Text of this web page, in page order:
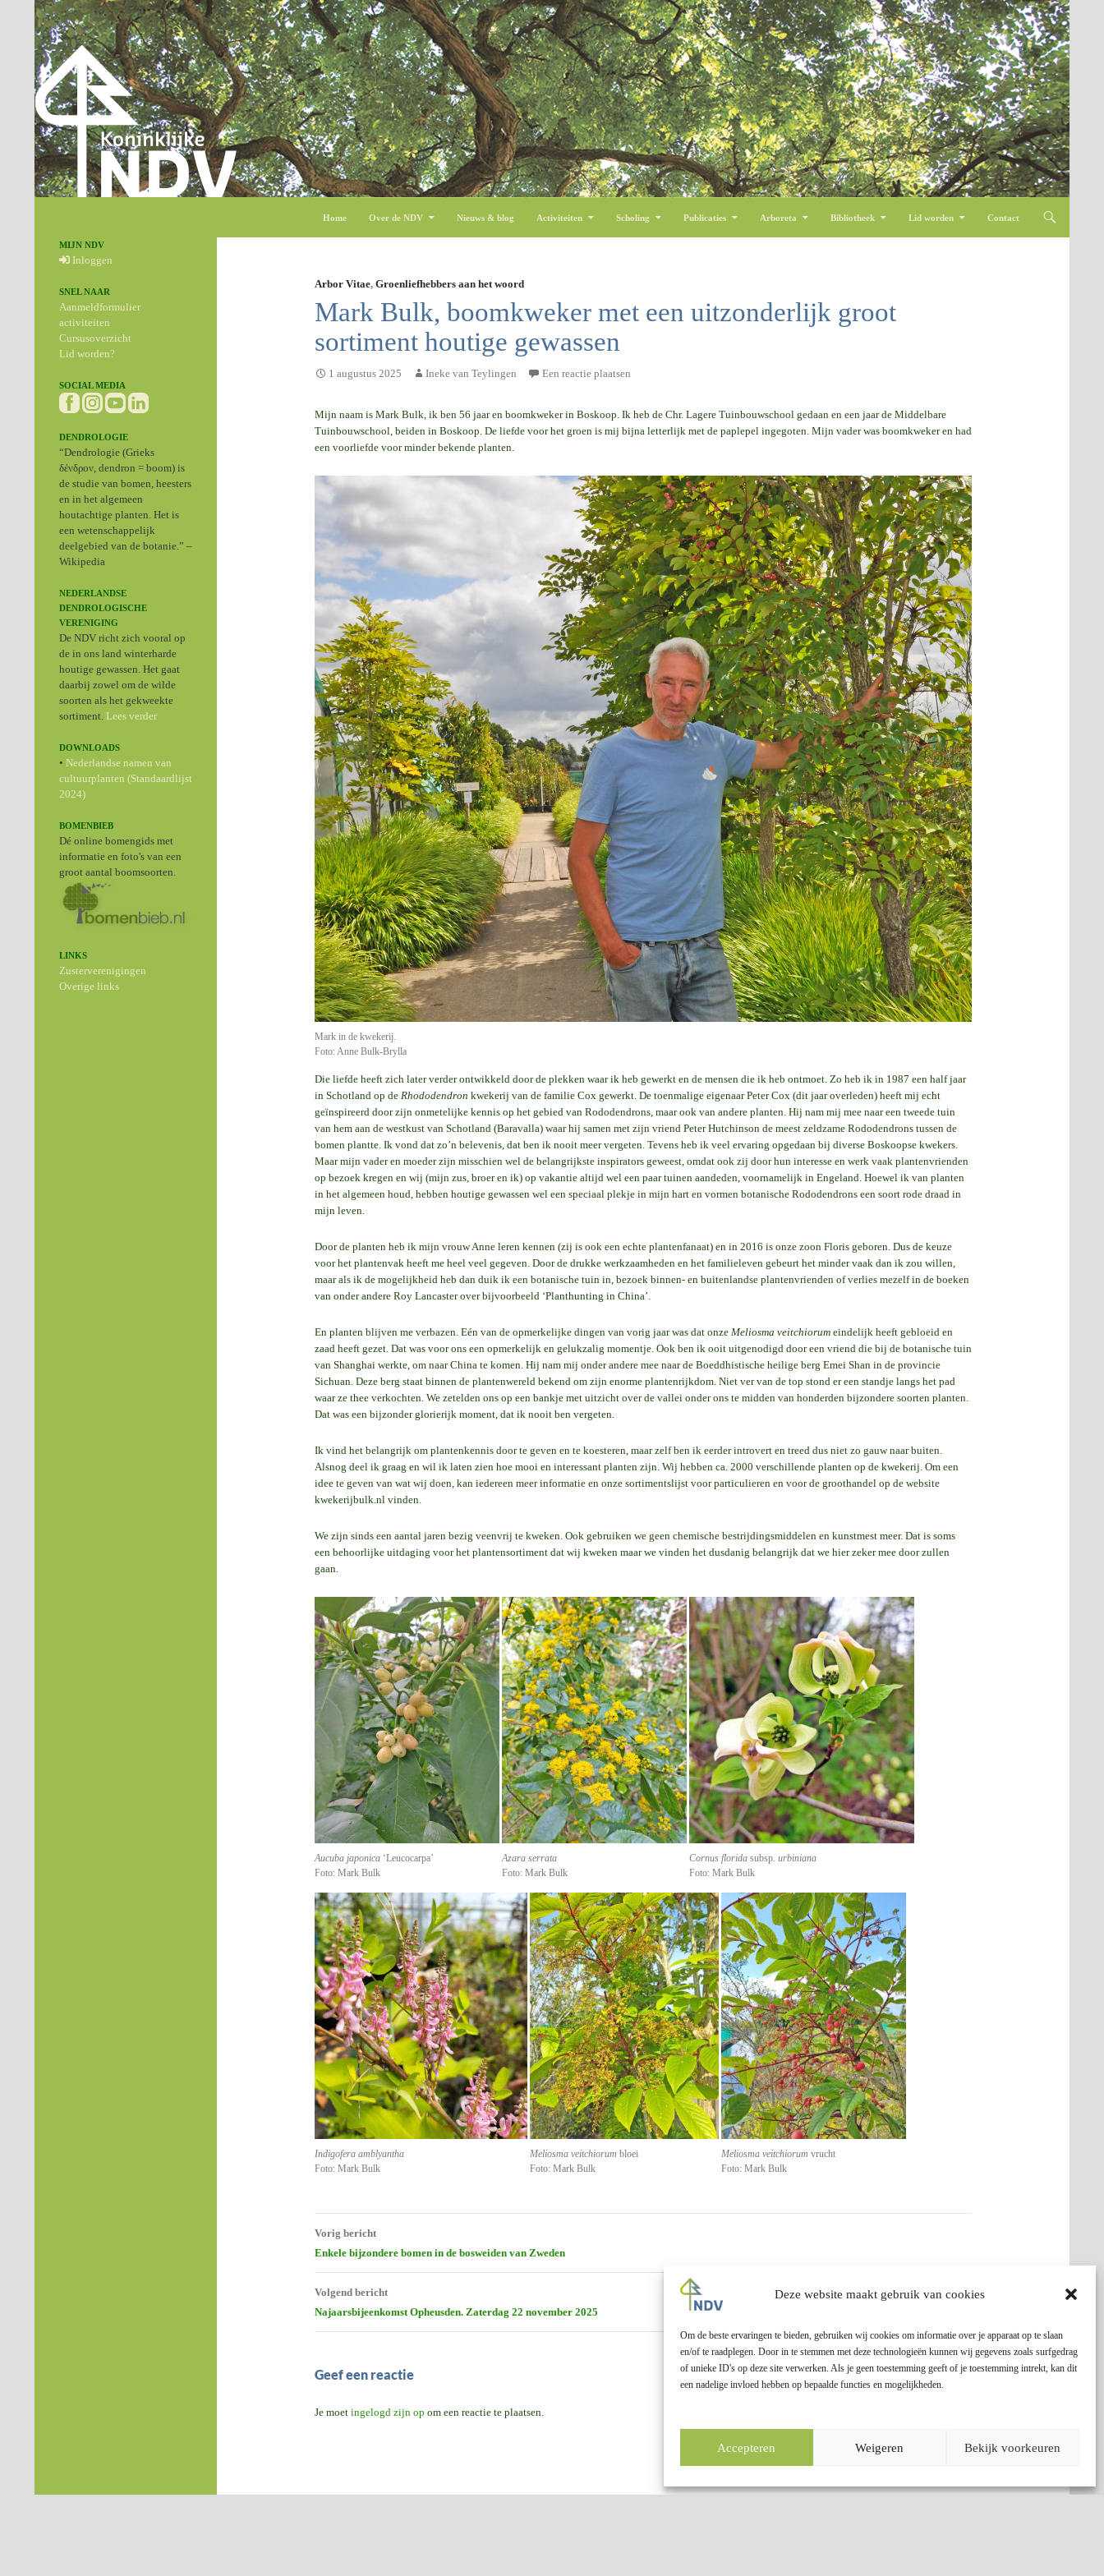
Deze website maakt gebruik van cookies
Om de beste ervaringen te bieden, gebruiken wij cookies om informatie over je apparaat op te slaan
en/of te raadplegen. Door in te stemmen met deze technologieën kunnen wij gegevens zoals surfgedrag
of unieke ID's op deze site verwerken. Als je geen toestemming geeft of je toestemming intrekt, kan dit
een nadelige invloed hebben op bepaalde functies en mogelijkheden.
Accepteren Weigeren Bekijk voorkeuren
Home
Over de NDV Nieuws & blog Activiteiten Scholing Publicaties Arboreta Bibliotheek Lid worden Contact
Arbor Vitae, Groenliefhebbers aan het woord
Mark Bulk, boomkweker met een uitzonderlijk groot
sortiment houtige gewassen
1 augustus 2025 Ineke van Teylingen Een reactie plaatsen
Mijn naam is Mark Bulk, ik ben 56 jaar en boomkweker in Boskoop. Ik heb de Chr. Lagere Tuinbouwschool gedaan en een jaar de Middelbare
Tuinbouwschool, beiden in Boskoop. De liefde voor het groen is mij bijna letterlijk met de paplepel ingegoten. Mijn vader was boomkweker en had
een voorliefde voor minder bekende planten.
Mark in de kwekerij.
Foto: Anne Bulk-Brylla
Die liefde heeft zich later verder ontwikkeld door de plekken waar ik heb gewerkt en de mensen die ik heb ontmoet. Zo heb ik in 1987 een half jaar
in Schotland op de Rhododendron kwekerij van de familie Cox gewerkt. De toenmalige eigenaar Peter Cox (dit jaar overleden) heeft mij echt
geïnspireerd door zijn onmetelijke kennis op het gebied van Rododendrons, maar ook van andere planten. Hij nam mij mee naar een tweede tuin
van hem aan de westkust van Schotland (Baravalla) waar hij samen met zijn vriend Peter Hutchinson de meest zeldzame Rododendrons tussen de
bomen plantte. Ik vond dat zo’n belevenis, dat ben ik nooit meer vergeten. Tevens heb ik veel ervaring opgedaan bij diverse Boskoopse kwekers.
Maar mijn vader en moeder zijn misschien wel de belangrijkste inspirators geweest, omdat ook zij door hun interesse en werk vaak plantenvrienden
op bezoek kregen en wij (mijn zus, broer en ik) op vakantie altijd wel een paar tuinen aandeden, voornamelijk in Engeland. Hoewel ik van planten
in het algemeen houd, hebben houtige gewassen wel een speciaal plekje in mijn hart en vormen botanische Rododendrons een soort rode draad in
mijn leven.
Door de planten heb ik mijn vrouw Anne leren kennen (zij is ook een echte plantenfanaat) en in 2016 is onze zoon Floris geboren. Dus de keuze
voor het plantenvak heeft me heel veel gegeven. Door de drukke werkzaamheden en het familieleven gebeurt het minder vaak dan ik zou willen,
maar als ik de mogelijkheid heb dan duik ik een botanische tuin in, bezoek binnen- en buitenlandse plantenvrienden of verlies mezelf in de boeken
van onder andere Roy Lancaster over bijvoorbeeld ‘Planthunting in China’.
En planten blijven me verbazen. Eén van de opmerkelijke dingen van vorig jaar was dat onze Meliosma veitchiorum eindelijk heeft gebloeid en
zaad heeft gezet. Dat was voor ons een opmerkelijk en gelukzalig momentje. Ook ben ik ooit uitgenodigd door een vriend die bij de botanische tuin
van Shanghai werkte, om naar China te komen. Hij nam mij onder andere mee naar de Boeddhistische heilige berg Emei Shan in de provincie
Sichuan. Deze berg staat binnen de plantenwereld bekend om zijn enorme plantenrijkdom. Niet ver van de top stond er een standje langs het pad
waar ze thee verkochten. We zetelden ons op een bankje met uitzicht over de vallei onder ons te midden van honderden bijzondere soorten planten.
Dat was een bijzonder glorierijk moment, dat ik nooit ben vergeten.
Ik vind het belangrijk om plantenkennis door te geven en te koesteren, maar zelf ben ik eerder introvert en treed dus niet zo gauw naar buiten.
Alsnog deel ik graag en wil ik laten zien hoe mooi en interessant planten zijn. Wij hebben ca. 2000 verschillende planten op de kwekerij. Om een
idee te geven van wat wij doen, kan iedereen meer informatie en onze sortimentslijst voor particulieren en voor de groothandel op de website
kwekerijbulk.nl vinden.
We zijn sinds een aantal jaren bezig veenvrij te kweken. Ook gebruiken we geen chemische bestrijdingsmiddelen en kunstmest meer. Dat is soms
een behoorlijke uitdaging voor het plantensortiment dat wij kweken maar we vinden het dusdanig belangrijk dat we hier zeker mee door zullen
gaan.
Aucuba japonica ‘Leucocarpa’
Foto: Mark Bulk
Azara serrata
Foto: Mark Bulk
Cornus florida subsp. urbiniana
Foto: Mark Bulk
Indigofera amblyantha
Foto: Mark Bulk
Meliosma veitchiorum bloei
Foto: Mark Bulk
Meliosma veitchiorum vrucht
Foto: Mark Bulk
Bericht
navigatie
Vorig bericht
Enkele bijzondere bomen in de bosweiden van Zweden
Volgend bericht
Najaarsbijeenkomst Opheusden. Zaterdag 22 november 2025
Geef een reactie
Je moet ingelogd zijn op om een reactie te plaatsen.
MIJN NDV
Inloggen
SNEL NAAR
Aanmeldformulier
activiteiten
Cursusoverzicht
Lid worden?
SOCIAL MEDIA
DENDROLOGIE
“Dendrologie (Grieks
δένδρον, dendron = boom) is
de studie van bomen, heesters
en in het algemeen
houtachtige planten. Het is
een wetenschappelijk
deelgebied van de botanie.” –
Wikipedia
NEDERLANDSE
DENDROLOGISCHE
VERENIGING
De NDV richt zich vooral op
de in ons land winterharde
houtige gewassen. Het gaat
daarbij zowel om de wilde
soorten als het gekweekte
sortiment. Lees verder
DOWNLOADS
• Nederlandse namen van
cultuurplanten (Standaardlijst
2024)
BOMENBIEB
Dé online bomengids met
informatie en foto's van een
groot aantal boomsoorten.
LINKS
Zusterverenigingen
Overige links